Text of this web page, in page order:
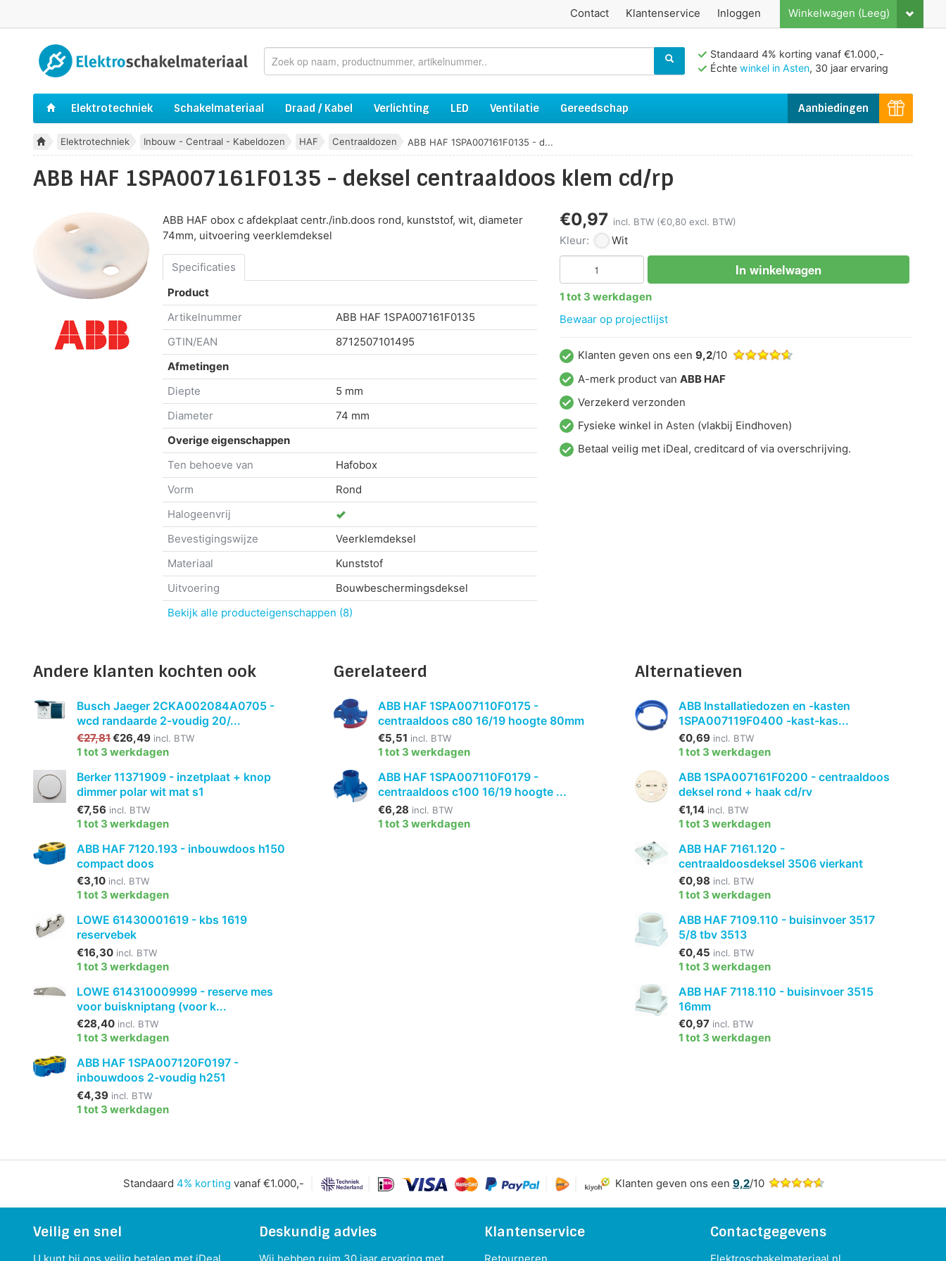
Winkelwagen (Leeg)
Inloggen
Klantenservice
Contact
Standaard 4% korting vanaf €1.000,-
Échte winkel in Asten, 30 jaar ervaring
Elektrotechniek Schakelmateriaal Draad / Kabel Verlichting LED Aanbiedingen
Ventilatie Gereedschap
Elektrotechniek Inbouw - Centraal - Kabeldozen HAF Centraaldozen ABB HAF 1SPA007161F0135 - d...
ABB HAF 1SPA007161F0135 - deksel centraaldoos klem cd/rp
ABB HAF obox c afdekplaat centr./inb.doos rond, kunststof, wit, diameter
74mm, uitvoering veerklemdeksel
Specificaties
Product
Artikelnummer
ABB HAF 1SPA007161F0135
GTIN/EAN
8712507101495
Afmetingen
Diepte
5 mm
Diameter
74 mm
Overige eigenschappen
Ten behoeve van
Hafobox
Vorm
Rond
Halogeenvrij
Bevestigingswijze
Veerklemdeksel
Materiaal
Kunststof
Uitvoering
Bouwbeschermingsdeksel
Bekijk alle producteigenschappen (8)
€0,97 incl. BTW (€0,80 excl. BTW)
Kleur: Wit
In winkelwagen
1 tot 3 werkdagen
Bewaar op projectlijst
Klanten geven ons een 9,2/10
A-merk product van ABB HAF
Verzekerd verzonden
Fysieke winkel in Asten (vlakbij Eindhoven)
Betaal veilig met iDeal, creditcard of via overschrijving.
Andere klanten kochten ook
Busch Jaeger 2CKA002084A0705 -
wcd randaarde 2-voudig 20/...
€27,81€26,49 incl. BTW
1 tot 3 werkdagen
Berker 11371909 - inzetplaat + knop
dimmer polar wit mat s1
€7,56 incl. BTW
1 tot 3 werkdagen
ABB HAF 7120.193 - inbouwdoos h150
compact doos
€3,10 incl. BTW
1 tot 3 werkdagen
LOWE 61430001619 - kbs 1619
reservebek
€16,30 incl. BTW
1 tot 3 werkdagen
LOWE 614310009999 - reserve mes
voor buiskniptang (voor k...
€28,40 incl. BTW
1 tot 3 werkdagen
ABB HAF 1SPA007120F0197 -
inbouwdoos 2-voudig h251
€4,39 incl. BTW
1 tot 3 werkdagen
Gerelateerd
ABB HAF 1SPA007110F0175 -
centraaldoos c80 16/19 hoogte 80mm
€5,51 incl. BTW
1 tot 3 werkdagen
ABB HAF 1SPA007110F0179 -
centraaldoos c100 16/19 hoogte ...
€6,28 incl. BTW
1 tot 3 werkdagen
Alternatieven
ABB Installatiedozen en -kasten
1SPA007119F0400 -kast-kas...
€0,69 incl. BTW
1 tot 3 werkdagen
ABB 1SPA007161F0200 - centraaldoos
deksel rond + haak cd/rv
€1,14 incl. BTW
1 tot 3 werkdagen
ABB HAF 7161.120 -
centraaldoosdeksel 3506 vierkant
€0,98 incl. BTW
1 tot 3 werkdagen
ABB HAF 7109.110 - buisinvoer 3517
5/8 tbv 3513
€0,45 incl. BTW
1 tot 3 werkdagen
ABB HAF 7118.110 - buisinvoer 3515
16mm
€0,97 incl. BTW
1 tot 3 werkdagen
Standaard 4% korting vanaf €1.000,- Klanten geven ons een 9,2/10
Veilig en snel Deskundig advies Klantenservice Contactgegevens